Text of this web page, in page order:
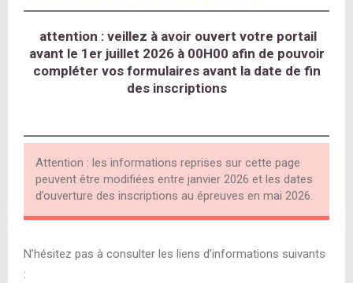
attention : veillez à avoir ouvert votre portail
avant le 1er juillet 2026 à 00H00 afin de pouvoir
compléter vos formulaires avant la date de fin
des inscriptions
Attention : les informations reprises sur cette page
peuvent être modifiées entre janvier 2026 et les dates
d’ouverture des inscriptions au épreuves en mai 2026.
N’hésitez pas à consulter les liens d’informations suivants
: